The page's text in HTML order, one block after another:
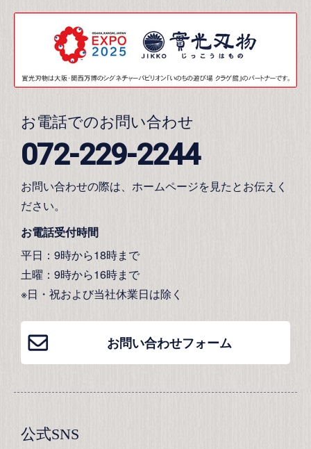
お電話でのお問い合わせ
072-229-2244
お問い合わせの際は、ホームページを見たとお伝えく
ださい。
お電話受付時間
平日：9時から18時まで
土曜：9時から16時まで
※日・祝および当社休業日は除く
お問い合わせフォーム
公式SNS